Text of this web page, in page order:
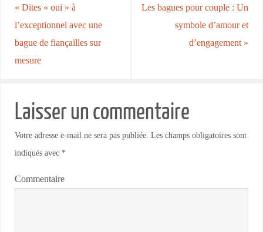
« Dites « oui » à
l’exceptionnel avec une
bague de fiançailles sur
mesure
Les bagues pour couple : Un
symbole d’amour et
d’engagement »
Laisser un commentaire
Votre adresse e-mail ne sera pas publiée. Les champs obligatoires sont
indiqués avec *
Commentaire